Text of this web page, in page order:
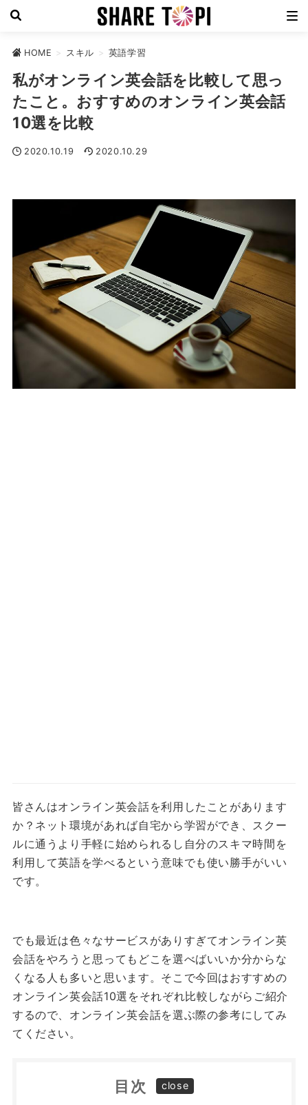
HOME > スキル > 英語学習
私がオンライン英会話を比較して思っ
たこと。おすすめのオンライン英会話
10選を比較
2020.10.19 2020.10.29
皆さんはオンライン英会話を利用したことがあります
か？ネット環境があれば自宅から学習ができ、スクー
ルに通うより手軽に始められるし自分のスキマ時間を
利用して英語を学べるという意味でも使い勝手がいい
です。
でも最近は色々なサービスがありすぎてオンライン英
会話をやろうと思ってもどこを選べばいいか分からな
くなる人も多いと思います。そこで今回はおすすめの
オンライン英会話10選をそれぞれ比較しながらご紹介
するので、オンライン英会話を選ぶ際の参考にしてみ
てください。
目次